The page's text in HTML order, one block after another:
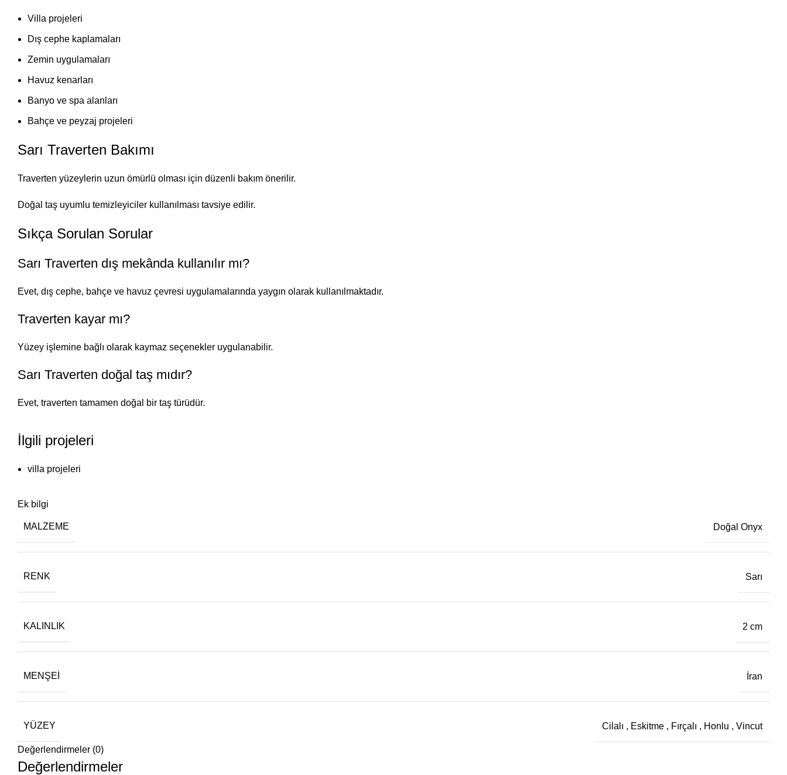
Villa projeleri
Dış cephe kaplamaları
Zemin uygulamaları
Havuz kenarları
Banyo ve spa alanları
Bahçe ve peyzaj projeleri
Sarı Traverten Bakımı
Traverten yüzeylerin uzun ömürlü olması için düzenli bakım önerilir.
Doğal taş uyumlu temizleyiciler kullanılması tavsiye edilir.
Sıkça Sorulan Sorular
Sarı Traverten dış mekânda kullanılır mı?
Evet, dış cephe, bahçe ve havuz çevresi uygulamalarında yaygın olarak kullanılmaktadır.
Traverten kayar mı?
Yüzey işlemine bağlı olarak kaymaz seçenekler uygulanabilir.
Sarı Traverten doğal taş mıdır?
Evet, traverten tamamen doğal bir taş türüdür.
İlgili projeleri
villa projeleri
Ek bilgi
MALZEME Doğal Onyx
RENK Sarı
KALINLIK 2 cm
MENŞEI İran
YÜZEY Cilalı , Eskitme , Fırçalı , Honlu , Vincut
Değerlendirmeler (0)
Değerlendirmeler